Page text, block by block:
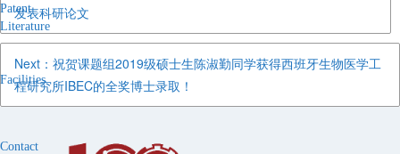
Patent
Literature
Facilities
Contact
发表科研论文
Next：祝贺课题组2019级硕士生陈淑勤同学获得西班牙生物医学工
程研究所IBEC的全奖博士录取！